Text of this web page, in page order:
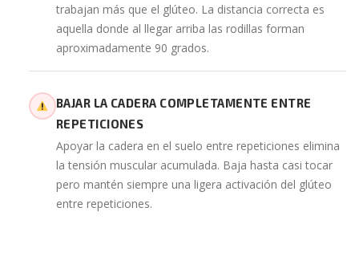
trabajan más que el glúteo. La distancia correcta es
aquella donde al llegar arriba las rodillas forman
aproximadamente 90 grados.
BAJAR LA CADERA COMPLETAMENTE ENTRE
REPETICIONES
Apoyar la cadera en el suelo entre repeticiones elimina
la tensión muscular acumulada. Baja hasta casi tocar
pero mantén siempre una ligera activación del glúteo
entre repeticiones.